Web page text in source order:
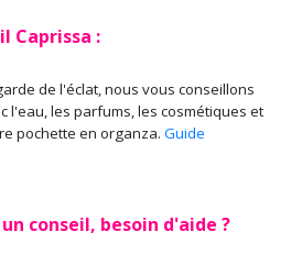
Caprissa :
de l'éclat, nous vous conseillons
l'eau, les parfums, les cosmétiques et
pochette en organza. Guide
conseil, besoin d'aide ?